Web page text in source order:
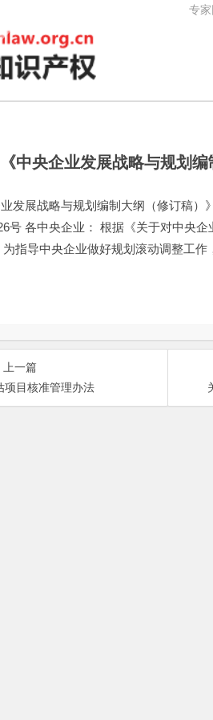
专家
中央企业发展战略与规划
发展战略与规划编制大纲（修订稿）
号 各中央企业： 根据《关于对中央
指导中央企业做好规划滚动调整工作
上一篇
项目核准管理办法